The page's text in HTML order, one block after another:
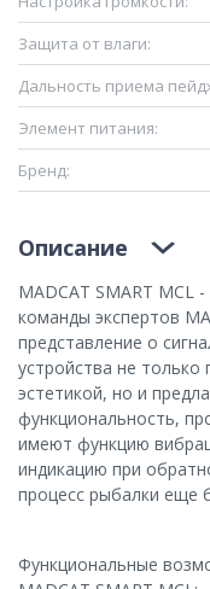
Защита от влаги:
Дальность приема
Элемент питания:
Бренд:
Описание
MADCAT SMART MCL
команды экспертов
представление о
устройства не
эстетикой, но и
функциональность,
имеют функцию
индикацию при
процесс рыбалки еще
Функциональные